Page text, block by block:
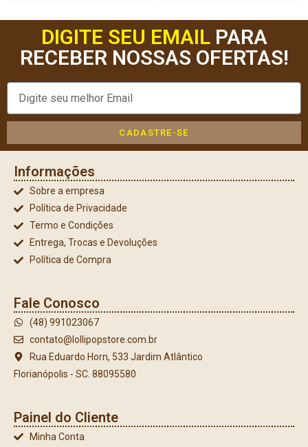
DIGITE SEU EMAILPARA
RECEBER NOSSAS OFERTAS!
CADASTRE-SE
Informações
Sobre a empresa
Política de Privacidade
Termo e Condições
Entrega, Trocas e Devoluções
Política de Compra
Fale Conosco
(48) 991023067
contato@lollipopstore.com.br
Rua Eduardo Horn, 533 Jardim Atlântico
Florianópolis - SC. 88095580
Painel do Cliente
Minha Conta